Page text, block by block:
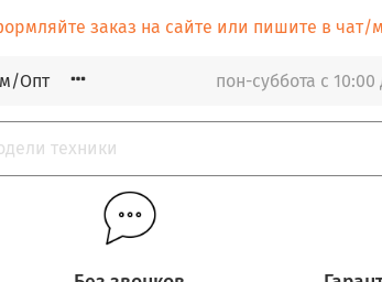
заказ на сайте или пишите в
Опт пон-суббота с